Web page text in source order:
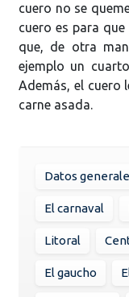
cuero no se
cuero es para
que, de otra
ejemplo un
Además, el cuero
carne asada.
Datos
El carnaval
Litoral
El gaucho